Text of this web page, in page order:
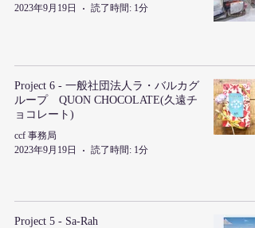
2023年9月19日
読了時間: 1分
Project 6 - 一般社団法人ラ・バルカグ
ループ QUON CHOCOLATE(久遠チ
ョコレート)
ccf 事務局
2023年9月19日
読了時間: 1分
Project 5 - Sa-Rah